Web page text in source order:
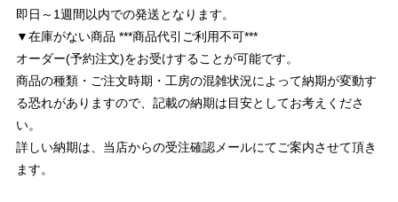
即日～1週間以内での発送となります。
▼在庫がない商品 ***商品代引ご利用不可***
オーダー(予約注文)をお受けすることが可能です。
商品の種類・ご注文時期・工房の混雑状況によって納期が変動す
る恐れがありますので、記載の納期は目安としてお考えくださ
い。
詳しい納期は、当店からの受注確認メールにてご案内させて頂き
ます。